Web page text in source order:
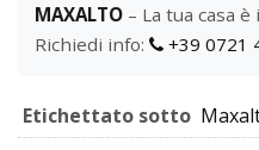
MAXALTO – La tua casa
Richiedi info:
+39 0721
Etichettato sotto